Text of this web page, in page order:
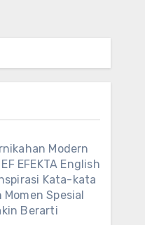
Modern
EFEKTA English
Kata-kata
Spesial
Berarti